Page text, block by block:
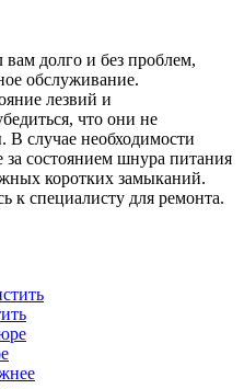
долго и без проблем,
обслуживание.
лезвий и
что они не
случае необходимости
за состоянием шнура питания
коротких замыканий.
к специалисту для ремонта.